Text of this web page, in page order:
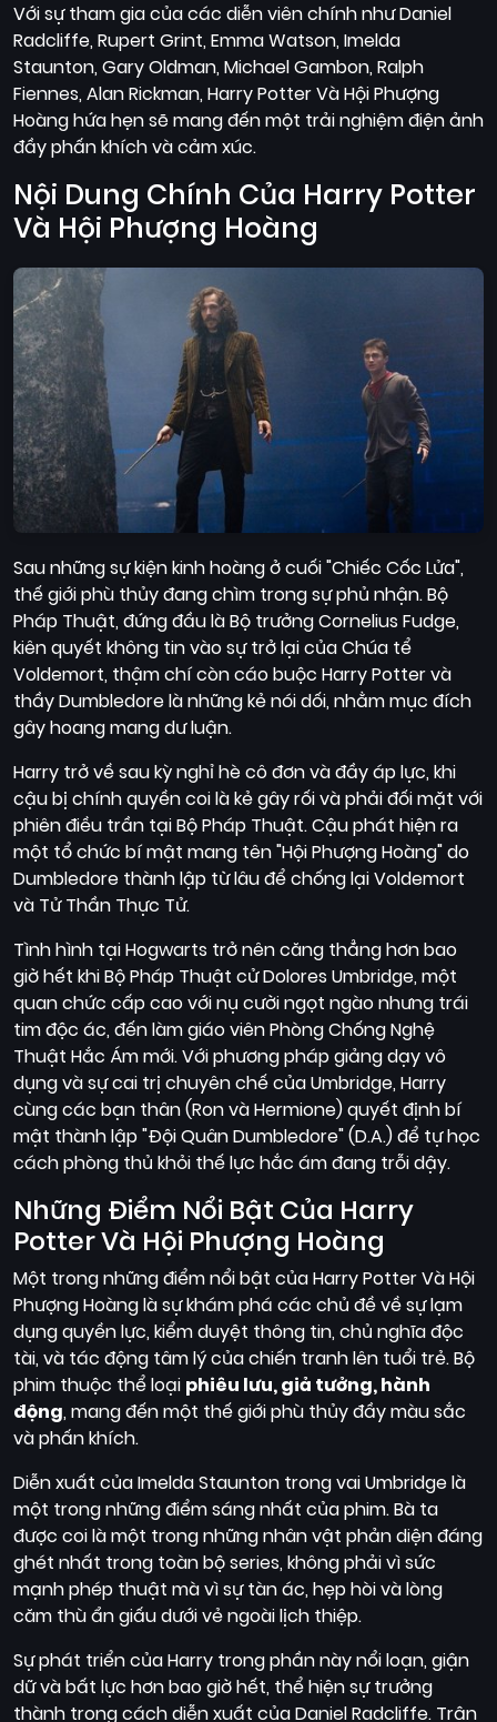
Với sự tham gia của các diễn viên chính như Daniel
Radcliffe, Rupert Grint, Emma Watson, Imelda
Staunton, Gary Oldman, Michael Gambon, Ralph
Fiennes, Alan Rickman, Harry Potter Và Hội Phượng
Hoàng hứa hẹn sẽ mang đến một trải nghiệm điện ảnh
đầy phấn khích và cảm xúc.
Nội Dung Chính Của Harry Potter
Và Hội Phượng Hoàng
Sau những sự kiện kinh hoàng ở cuối "Chiếc Cốc Lửa",
thế giới phù thủy đang chìm trong sự phủ nhận. Bộ
Pháp Thuật, đứng đầu là Bộ trưởng Cornelius Fudge,
kiên quyết không tin vào sự trở lại của Chúa tể
Voldemort, thậm chí còn cáo buộc Harry Potter và
thầy Dumbledore là những kẻ nói dối, nhằm mục đích
gây hoang mang dư luận.
Harry trở về sau kỳ nghỉ hè cô đơn và đầy áp lực, khi
cậu bị chính quyền coi là kẻ gây rối và phải đối mặt với
phiên điều trần tại Bộ Pháp Thuật. Cậu phát hiện ra
một tổ chức bí mật mang tên "Hội Phượng Hoàng" do
Dumbledore thành lập từ lâu để chống lại Voldemort
và Tử Thần Thực Tử.
Tình hình tại Hogwarts trở nên căng thẳng hơn bao
giờ hết khi Bộ Pháp Thuật cử Dolores Umbridge, một
quan chức cấp cao với nụ cười ngọt ngào nhưng trái
tim độc ác, đến làm giáo viên Phòng Chống Nghệ
Thuật Hắc Ám mới. Với phương pháp giảng dạy vô
dụng và sự cai trị chuyên chế của Umbridge, Harry
cùng các bạn thân (Ron và Hermione) quyết định bí
mật thành lập "Đội Quân Dumbledore" (D.A.) để tự học
cách phòng thủ khỏi thế lực hắc ám đang trỗi dậy.
Những Điểm Nổi Bật Của Harry
Potter Và Hội Phượng Hoàng
Một trong những điểm nổi bật của Harry Potter Và Hội
Phượng Hoàng là sự khám phá các chủ đề về sự lạm
dụng quyền lực, kiểm duyệt thông tin, chủ nghĩa độc
tài, và tác động tâm lý của chiến tranh lên tuổi trẻ. Bộ
phim thuộc thể loại phiêu lưu, giả tưởng, hành
động, mang đến một thế giới phù thủy đầy màu sắc
và phấn khích.
Diễn xuất của Imelda Staunton trong vai Umbridge là
một trong những điểm sáng nhất của phim. Bà ta
được coi là một trong những nhân vật phản diện đáng
ghét nhất trong toàn bộ series, không phải vì sức
mạnh phép thuật mà vì sự tàn ác, hẹp hòi và lòng
căm thù ẩn giấu dưới vẻ ngoài lịch thiệp.
Sự phát triển của Harry trong phần này nổi loạn, giận
dữ và bất lực hơn bao giờ hết, thể hiện sự trưởng
thành trong cách diễn xuất của Daniel Radcliffe. Trận